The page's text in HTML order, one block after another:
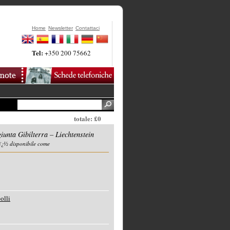
Home Newsletter Contattaci
Tel:+350 200 75662
totale: £0
Gibilterra – Liechtenstein
disponibile come